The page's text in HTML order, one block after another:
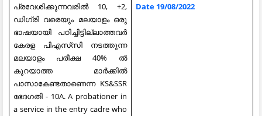
പ്രവേശിക്കുന്നവരിൽ 10, +2,
ഡിഗ്രി വരെയും മലയാളം ഒരു
ഭാഷയായി പഠിച്ചിട്ടില്ലാത്തവർ
കേരള പിഎസ്‌സി നടത്തുന്ന
മലയാളം പരീക്ഷ 40% ൽ
കുറയാത്ത മാർക്കിൽ
പാസാകേണ്ടതാണെന്ന KS&SSR
ഭേദഗതി - 10A. A probationer in
a service in the entry cadre who
Date 19/08/2022